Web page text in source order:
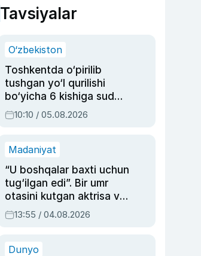
Tavsiyalar
O‘zbekiston
Toshkentda o‘pirilib
tushgan yo‘l qurilishi
bo‘yicha 6 kishiga sud
hukmi o‘qildi
10:10 / 05.08.2026
Madaniyat
“U boshqalar baxti uchun
tug‘ilgan edi”. Bir umr
otasini kutgan aktrisa va
dublyaj ustasi Rimma
Ahmedovaning
13:55 / 04.08.2026
Dunyo